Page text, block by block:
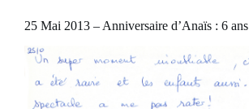
25 Mai 2013 – Anniversaire d’Anaïs : 6 ans